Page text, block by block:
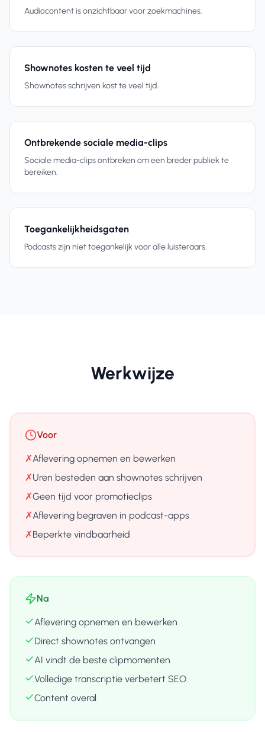
Audiocontent is onzichtbaar voor zoekmachines.
Shownotes kosten te veel tijd
Shownotes schrijven kost te veel tijd.
Ontbrekende sociale media-clips
Sociale media-clips ontbreken om een breder publiek te
bereiken.
Toegankelijkheidsgaten
Podcasts zijn niet toegankelijk voor alle luisteraars.
Werkwijze
Voor
✗Aflevering opnemen en bewerken
✗Uren besteden aan shownotes schrijven
✗Geen tijd voor promotieclips
✗Aflevering begraven in podcast-apps
✗Beperkte vindbaarheid
Na
Aflevering opnemen en bewerken
Direct shownotes ontvangen
AI vindt de beste clipmomenten
Volledige transcriptie verbetert SEO
Content overal